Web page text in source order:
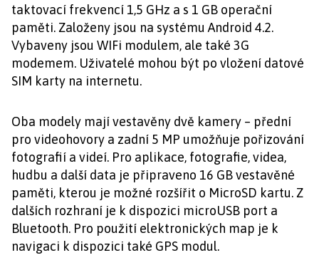
taktovací frekvencí 1,5 GHz a s 1 GB operační
paměti. Založeny jsou na systému Android 4.2.
Vybaveny jsou WIFi modulem, ale také 3G
modemem. Uživatelé mohou být po vložení datové
SIM karty na internetu.
Oba modely mají vestavěny dvě kamery – přední
pro videohovory a zadní 5 MP umožňuje pořizování
fotografií a videí. Pro aplikace, fotografie, videa,
hudbu a další data je připraveno 16 GB vestavěné
paměti, kterou je možné rozšířit o MicroSD kartu. Z
dalších rozhraní je k dispozici microUSB port a
Bluetooth. Pro použití elektronických map je k
navigaci k dispozici také GPS modul.